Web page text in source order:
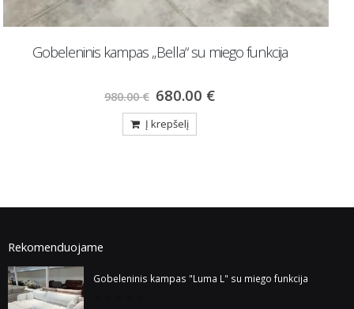
Tapytas paveikslas „Pavasario nostalgija“
140.00€ 112.00
Į krepšelį
Rekomenduojame
Gobeleninis kampas "Luma L" su miego funkcija